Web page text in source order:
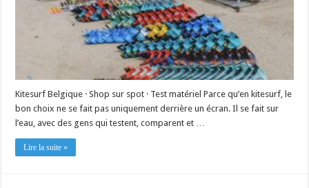
Kitesurf Belgique · Shop sur spot · Test matériel Parce qu’en kitesurf, le
bon choix ne se fait pas uniquement derrière un écran. Il se fait sur
l’eau, avec des gens qui testent, comparent et …
Lire la suite »